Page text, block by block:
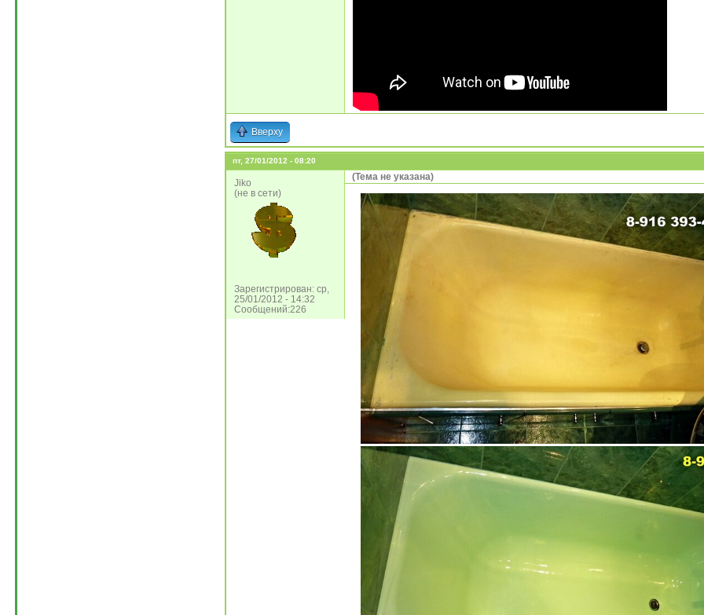
Вверху
пт, 27/01/2012 - 08:20
Jiko
(не в сети)
Зарегистрирован: ср,
25/01/2012 - 14:32
Сообщений:226
(Тема не указана)